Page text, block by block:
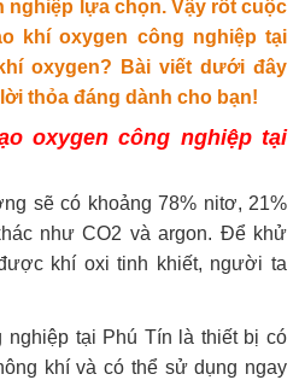
lựa chọn. Vậy rốt cuộc
khí oxygen công nghiệp tại
oxygen? Bài viết dưới đây
thỏa đáng dành cho bạn!
oxygen công nghiệp tại
sẽ có khoảng 78% nitơ, 21%
như CO2 và argon. Để khử
khí oxi tinh khiết, người ta
nghiệp tại Phú Tín là thiết bị có
khí và có thể sử dụng ngay